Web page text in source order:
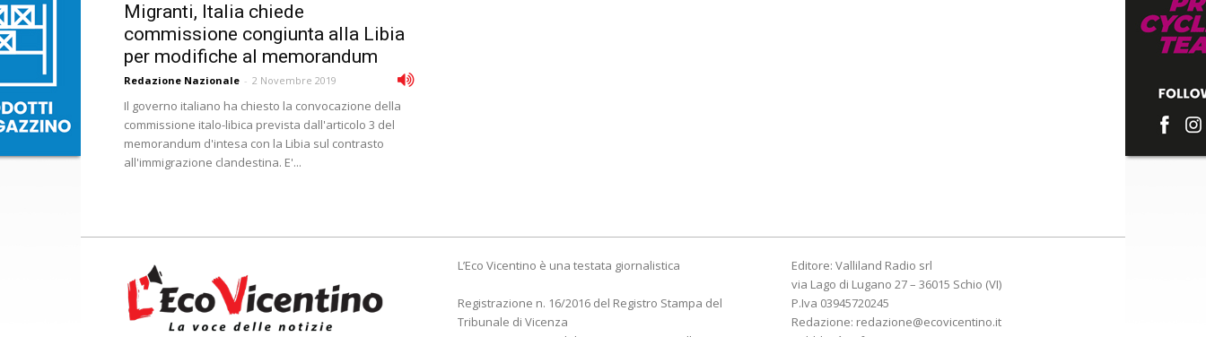
Migranti, Italia chiede
commissione congiunta alla Libia
per modifiche al memorandum
Redazione Nazionale - 2 Novembre 2019
Il governo italiano ha chiesto la convocazione della
commissione italo-libica prevista dall'articolo 3 del
memorandum d'intesa con la Libia sul contrasto
all'immigrazione clandestina. E'...
L’Eco Vicentino è una testata giornalistica
Registrazione n. 16/2016 del Registro Stampa del
Tribunale di Vicenza
Editore: Valliland Radio srl
via Lago di Lugano 27 – 36015 Schio (VI)
P.Iva 03945720245
Redazione: redazione@ecovicentino.it